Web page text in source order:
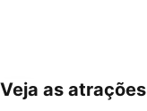
Ampliar mapa
Veja as